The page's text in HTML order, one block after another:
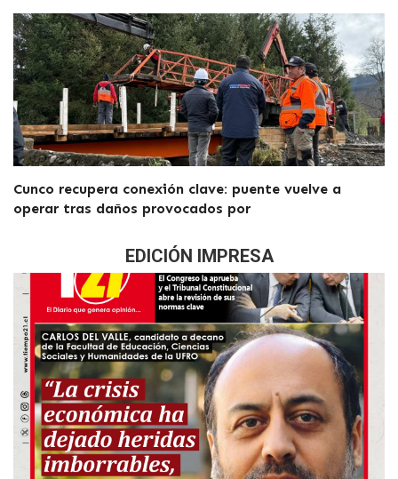
Cunco recupera conexión clave: puente vuelve a
operar tras daños provocados por
EDICIÓN IMPRESA